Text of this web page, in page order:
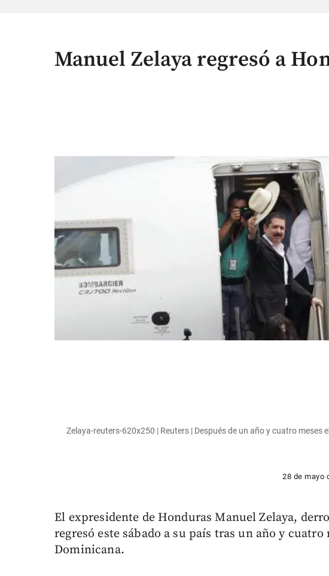
Manuel Zelaya regresó a
Zelaya-reuters-620x250 | Reuters | Después de un año y cuatro meses
28 de mayo
El expresidente de Honduras Manuel Zelaya,
regresó este sábado a su país tras un año y
Dominicana.